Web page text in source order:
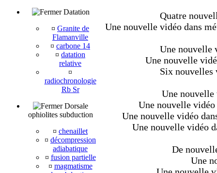
Datation
¤ Granite de
Flamanville
¤ carbone 14
¤ datation
relative
¤
radiochronologie
Rb Sr
Dorsale
ophiolites subduction
¤ chenaillet
¤ décompression
adiabatique
¤ fusion partielle
¤ magmatisme
Quatre
Une nouvelle vidéo dans
Une nouvelle
Une nouvelle
Six nouvelles
Une nouvelle
Une nouvelle
Une nouvelle vidéo
Une nouvelle vidéo
De
Une